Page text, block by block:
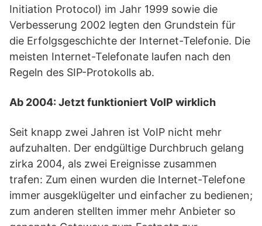
Initiation Protocol) im Jahr 1999 sowie die
Verbesserung 2002 legten den Grundstein für
die Erfolgsgeschichte der Internet-Telefonie. Die
meisten Internet-Telefonate laufen nach den
Regeln des SIP-Protokolls ab.
Ab 2004: Jetzt funktioniert VoIP wirklich
Seit knapp zwei Jahren ist VoIP nicht mehr
aufzuhalten. Der endgültige Durchbruch gelang
zirka 2004, als zwei Ereignisse zusammen
trafen: Zum einen wurden die Internet-Telefone
immer ausgeklügelter und einfacher zu bedienen;
zum anderen stellten immer mehr Anbieter so